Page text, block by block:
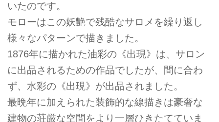
いたのです。
モローはこの妖艶で残酷なサロメを繰り返し
様々なパターンで描きました。
1876年に描かれた油彩の《出現》は、サロン
に出品されるための作品でしたが、間に合わ
ず、水彩の《出現》が出品されました。
最晩年に加えられた装飾的な線描きは豪奢な
建物の荘厳な空間をより一層ひきたてていま